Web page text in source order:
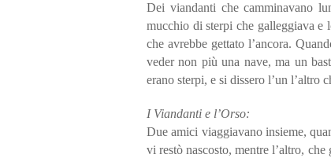
Dei viandanti che camminavano
mucchio di sterpi che galleggiava e
che avrebbe gettato l’ancora.
veder non più una nave, ma un
erano sterpi, e si dissero l’un l’altro
I Viandanti e l’Orso:
Due amici viaggiavano insieme,
vi restò nascosto, mentre l’altro,